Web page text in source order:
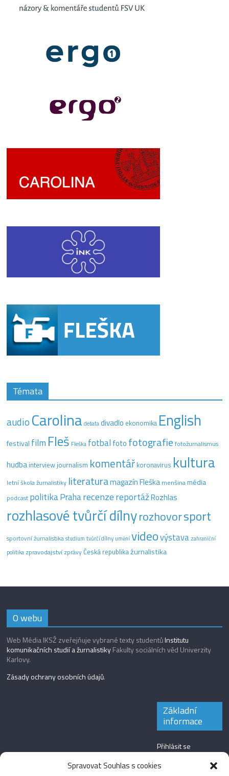
Spravovat Souhlas s cookies
Témata
audio Carolina debata divadlo ekonomika English
festival film Fleš Fleška fotbal foto fotografie fotožurnalismus
hudba interview journalism komentář koronavirus kultura
letní škola žurnalistiky literaturamagazín Fleška menšinamédia
podcast politikaPraharecenzereportážRozhlas
rozhlasové tvůrčí dílnyrozhovorsport
sportovní žurnalistika studium tvůrčí dílny uměnívideovýstava zahraniční
politika zpravodajstvízprávyČeská republikažurnalistika
O webu
Web Média IKSŽ zveřejňuje vybrané texty studentůInstitutu
komunikačních studií a žurnalistikyFakulty sociálních věd Univerzity
Karlovy.
Zásady ochrany osobních údajů.
Základní
informace
Přihlásit se
Zdroj kanálů